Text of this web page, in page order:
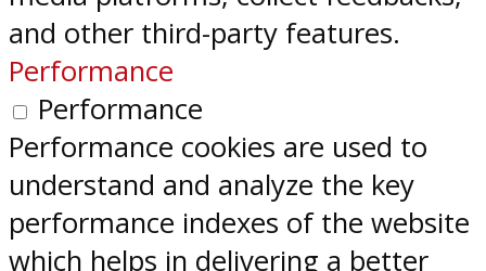
and other third-party features.
Performance
Performance
Performance cookies are used to
understand and analyze the key
performance indexes of the website
which helps in delivering a better